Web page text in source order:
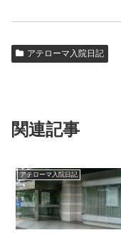
アテローマ入院日記
関連記事
アテローマ入院日記